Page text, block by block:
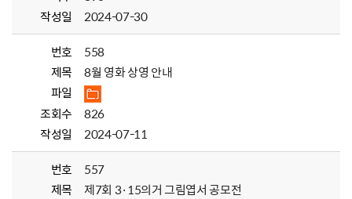
작성일
2024-07-30
번호
558
제목
8월 영화 상영 안내
파일
조회수
826
작성일
2024-07-11
번호
557
제목
제7회 3·15의거 그림엽서 공모전